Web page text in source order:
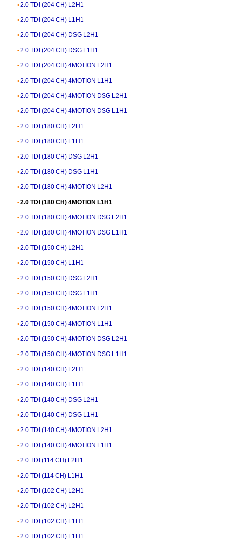
2.0 TDI (204 CH) L2H1
2.0 TDI (204 CH) L1H1
2.0 TDI (204 CH) DSG L2H1
2.0 TDI (204 CH) DSG L1H1
2.0 TDI (204 CH) 4MOTION L2H1
2.0 TDI (204 CH) 4MOTION L1H1
2.0 TDI (204 CH) 4MOTION DSG L2H1
2.0 TDI (204 CH) 4MOTION DSG L1H1
2.0 TDI (180 CH) L2H1
2.0 TDI (180 CH) L1H1
2.0 TDI (180 CH) DSG L2H1
2.0 TDI (180 CH) DSG L1H1
2.0 TDI (180 CH) 4MOTION L2H1
2.0 TDI (180 CH) 4MOTION L1H1
2.0 TDI (180 CH) 4MOTION DSG L2H1
2.0 TDI (180 CH) 4MOTION DSG L1H1
2.0 TDI (150 CH) L2H1
2.0 TDI (150 CH) L1H1
2.0 TDI (150 CH) DSG L2H1
2.0 TDI (150 CH) DSG L1H1
2.0 TDI (150 CH) 4MOTION L2H1
2.0 TDI (150 CH) 4MOTION L1H1
2.0 TDI (150 CH) 4MOTION DSG L2H1
2.0 TDI (150 CH) 4MOTION DSG L1H1
2.0 TDI (140 CH) L2H1
2.0 TDI (140 CH) L1H1
2.0 TDI (140 CH) DSG L2H1
2.0 TDI (140 CH) DSG L1H1
2.0 TDI (140 CH) 4MOTION L2H1
2.0 TDI (140 CH) 4MOTION L1H1
2.0 TDI (114 CH) L2H1
2.0 TDI (114 CH) L1H1
2.0 TDI (102 CH) L2H1
2.0 TDI (102 CH) L2H1
2.0 TDI (102 CH) L1H1
2.0 TDI (102 CH) L1H1